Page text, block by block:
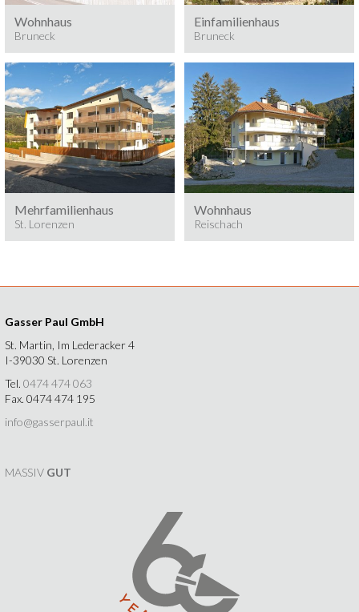
Wohnhaus
Bruneck
Einfamilienhaus
Bruneck
Mehrfamilienhaus
St. Lorenzen
St. Lorenzen
Baumeisterarbeiten
Wohnhaus
Reischach
Reischach
Baumeisterarbeiten
Gasser Paul GmbH
St. Martin, Im Lederacker 4
I-39030 St. Lorenzen
Tel. 0474 474 063
Fax. 0474 474 195
info@gasserpaul.it
MASSIV GUT